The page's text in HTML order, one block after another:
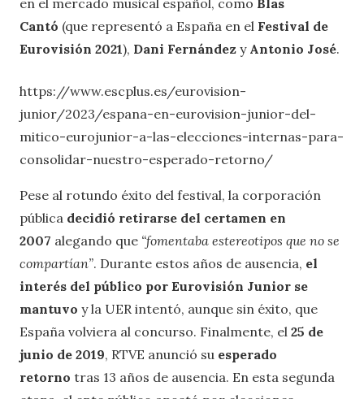
Cantó (que representó a España en el Festival de
Eurovisión 2021), Dani Fernández y Antonio José.
https://www.escplus.es/eurovision-
junior/2023/espana-en-eurovision-junior-del-
mitico-eurojunior-a-las-elecciones-internas-para-
consolidar-nuestro-esperado-retorno/
Pese al rotundo éxito del festival, la corporación
pública decidió retirarse del certamen en
2007 alegando que “fomentaba estereotipos que no se
compartían”. Durante estos años de ausencia, el
interés del público por Eurovisión Junior se
mantuvo y la UER intentó, aunque sin éxito, que
España volviera al concurso. Finalmente, el 25 de
junio de 2019, RTVE anunció su esperado
retorno tras 13 años de ausencia. En esta segunda